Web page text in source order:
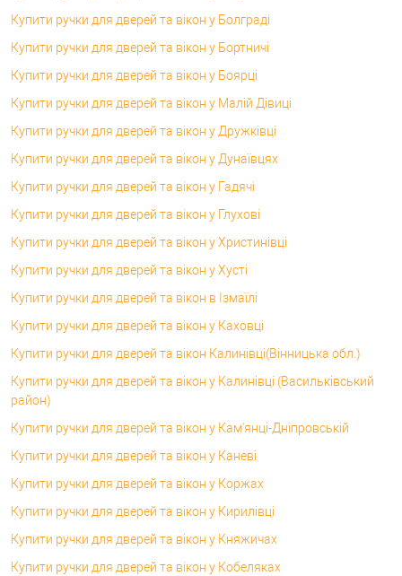
Купити ручки для дверей та вікон у Болграді
Купити ручки для дверей та вікон у Бортничі
Купити ручки для дверей та вікон у Боярці
Купити ручки для дверей та вікон у Малій Дівиці
Купити ручки для дверей та вікон у Дружківці
Купити ручки для дверей та вікон у Дунаївцях
Купити ручки для дверей та вікон у Гадячі
Купити ручки для дверей та вікон у Глухові
Купити ручки для дверей та вікон у Христинівці
Купити ручки для дверей та вікон у Хусті
Купити ручки для дверей та вікон в Ізмаїлі
Купити ручки для дверей та вікон у Каховці
Купити ручки для дверей та вікон Калинівці(Вінницька обл.)
Купити ручки для дверей та вікон у Калинівці (Васильківський
район)
Купити ручки для дверей та вікон у Кам'янці-Дніпровській
Купити ручки для дверей та вікон у Каневі
Купити ручки для дверей та вікон у Коржах
Купити ручки для дверей та вікон у Кирилівці
Купити ручки для дверей та вікон у Княжичах
Купити ручки для дверей та вікон у Кобеляках